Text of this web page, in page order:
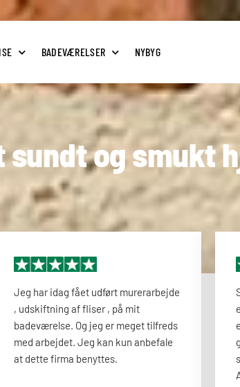
BADEVÆRELSER NYBYG
og smukt
Jeg har idag fået udført murerarbejde
, udskiftning af fliser , på mit
badeværelse. Og jeg er meget tilfreds
med arbejdet. Jeg kan kun anbefale
at dette firma benyttes.